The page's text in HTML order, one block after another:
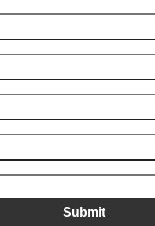
Submit